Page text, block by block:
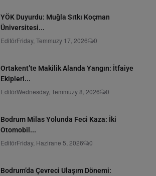
YÖK Duyurdu: Muğla Sıtkı Koçman
Üniversitesi...
EditörFriday, Temmuzy 17, 2026 0
Ortakent’te Makilik Alanda Yangın: İtfaiye
Ekipleri...
EditörWednesday, Temmuzy 8, 2026 0
Bodrum Milas Yolunda Feci Kaza: İki
Otomobil...
EditörFriday, Hazirane 5, 2026 0
Bodrum’da Çevreci Ulaşım Dönemi: